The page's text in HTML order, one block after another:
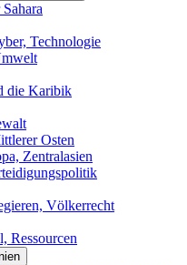
Technologie
die Karibik
Osten
Zentralasien
Völkerrecht
Ressourcen